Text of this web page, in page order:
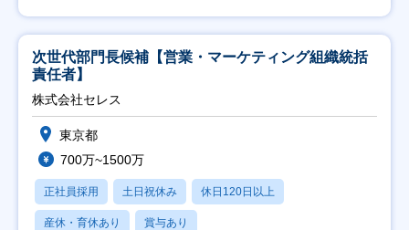
次世代部門長候補【営業・マーケティング組織統括
責任者】
株式会社セレス
東京都
700万~1500万
正社員採用 土日祝休み 休日120日以上
産休・育休あり 賞与あり